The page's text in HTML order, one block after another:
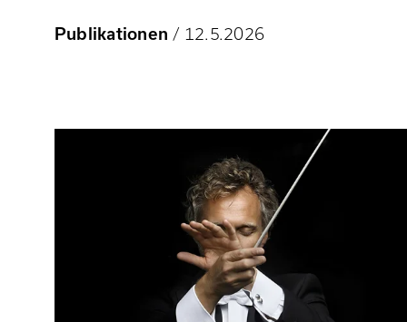
Publikationen / 12.5.2026